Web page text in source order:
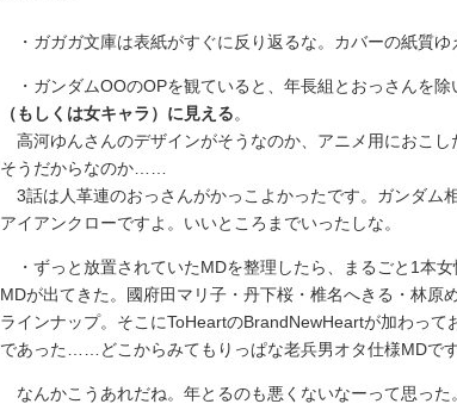
・ガガガ文庫は表紙がすぐに反り返るな。カバーの紙質ゆ
・ガンダムOOのOPを観ていると、年長組とおっさんを除
（もしくは女キャラ）に見える。
高河ゆんさんのデザインがそうなのか、アニメ用におこし
そうだからなのか……
3話は人革連のおっさんがかっこよかったです。ガンダム
アイアンクローですよ。いいところまでいったしな。
・ずっと放置されていたMDを整理したら、まるごと1本女
MDが出てきた。國府田マリ子・丹下桜・椎名へきる・林原
ラインナップ。そこにToHeartのBrandNewHeartが加わって
であった……どこからみてもりっぱな老兵男オタ仕様MDで
なんかこうあれだね。年とるのも悪くないなーって思った